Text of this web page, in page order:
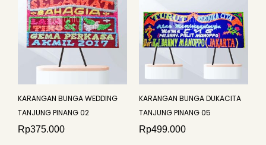
KARANGAN BUNGA WEDDING
TANJUNG PINANG 02
Rp375.000
KARANGAN BUNGA DUKACITA
TANJUNG PINANG 05
Rp499.000